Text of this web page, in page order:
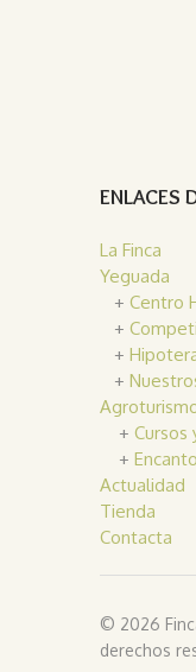
ENLACES
La Finca
Yeguada
+ Centro
+
+
+
+ Cursos
+
Actualidad
Tienda
Contacta
© 2026
derechos